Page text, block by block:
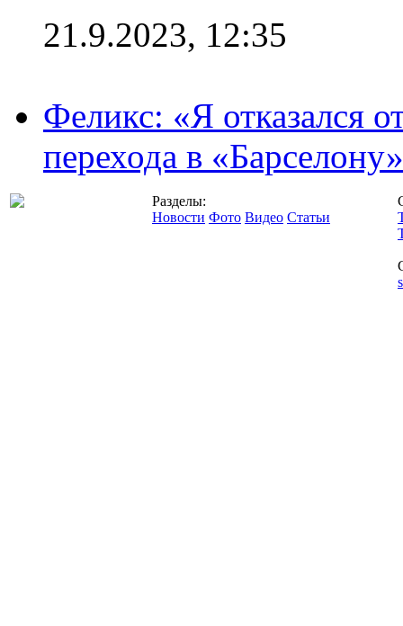
21.9.2023, 12:35
Феликс: «Я отказался
перехода в «Барселону»
Разделы:
Новости Фото Видео Статьи